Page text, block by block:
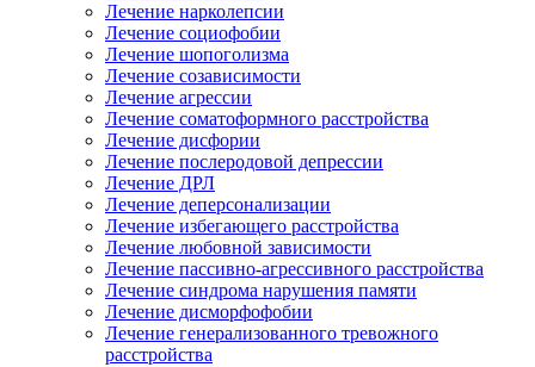
Лечение нарколепсии
Лечение социофобии
Лечение шопоголизма
Лечение созависимости
Лечение агрессии
Лечение соматоформного расстройства
Лечение дисфории
Лечение послеродовой депрессии
Лечение ДРЛ
Лечение деперсонализации
Лечение избегающего расстройства
Лечение любовной зависимости
Лечение пассивно-агрессивного расстройства
Лечение синдрома нарушения памяти
Лечение дисморфофобии
Лечение генерализованного тревожного
расстройства